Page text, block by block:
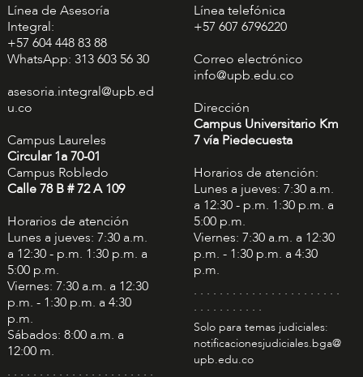
Línea de Asesoría
Integral:
+57 604 448 83 88
WhatsApp: 313 603 56 30
asesoria.integral@upb.ed
u.co
Campus Laureles
Circular 1a 70-01
Campus Robledo
Calle 78 B # 72 A 109
Horarios de atención
Lunes a jueves: 7:30 a.m.
a 12:30 - p.m. 1:30 p.m. a
5:00 p.m.
Viernes: 7:30 a.m. a 12:30
p.m. - 1:30 p.m. a 4:30
p.m.
Sábados: 8:00 a.m. a
12:00 m.
. . . . . . . . . . . . . . . . . . . . . . .
Línea telefónica
+57 607 6796220
Correo electrónico
info@upb.edu.co
Dirección
Campus Universitario Km
7 vía Piedecuesta
Horarios de atención:
Lunes a jueves: 7:30 a.m.
a 12:30 - p.m. 1:30 p.m. a
5:00 p.m.
Viernes: 7:30 a.m. a 12:30
p.m. - 1:30 p.m. a 4:30
p.m.
. . . . . . . . . . . . . . . . . . . . . . .
. . . . . . . . . . .
Solo para temas judiciales:
notificacionesjudiciales.bga@
upb.edu.co